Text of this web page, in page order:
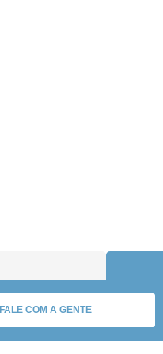
FALE COM A GENTE